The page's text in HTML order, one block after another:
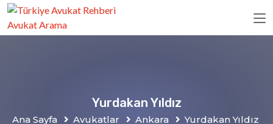
Yurdakan Yıldız
Ana Sayfa Avukatlar Ankara Yurdakan Yıldız